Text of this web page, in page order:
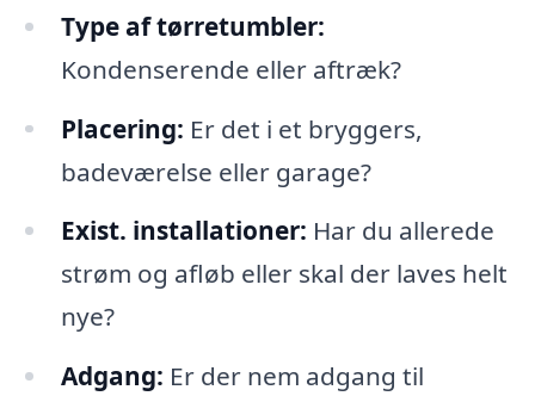
Type af tørretumbler:
Kondenserende eller aftræk?
Placering: Er det i et bryggers,
badeværelse eller garage?
Exist. installationer: Har du allerede
strøm og afløb eller skal der laves helt
nye?
Adgang: Er der nem adgang til